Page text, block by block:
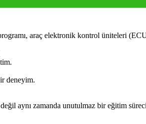
araç elektronik kontrol üniteleri
deneyim.
aynı zamanda unutulmaz bir eğitim